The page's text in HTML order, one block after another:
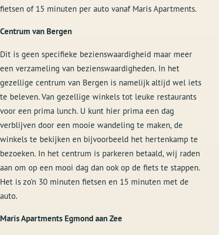
fietsen of 15 minuten per auto vanaf Maris Apartments.
Centrum van Bergen
Dit is geen specifieke bezienswaardigheid maar meer
een verzameling van bezienswaardigheden. In het
gezellige centrum van Bergen is namelijk altijd wel iets
te beleven. Van gezellige winkels tot leuke restaurants
voor een prima lunch. U kunt hier prima een dag
verblijven door een mooie wandeling te maken, de
winkels te bekijken en bijvoorbeeld het hertenkamp te
bezoeken. In het centrum is parkeren betaald, wij raden
aan om op een mooi dag dan ook op de fiets te stappen.
Het is zo’n 30 minuten fietsen en 15 minuten met de
auto.
Maris Apartments Egmond aan Zee